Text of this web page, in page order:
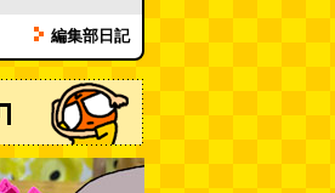
編集部日記